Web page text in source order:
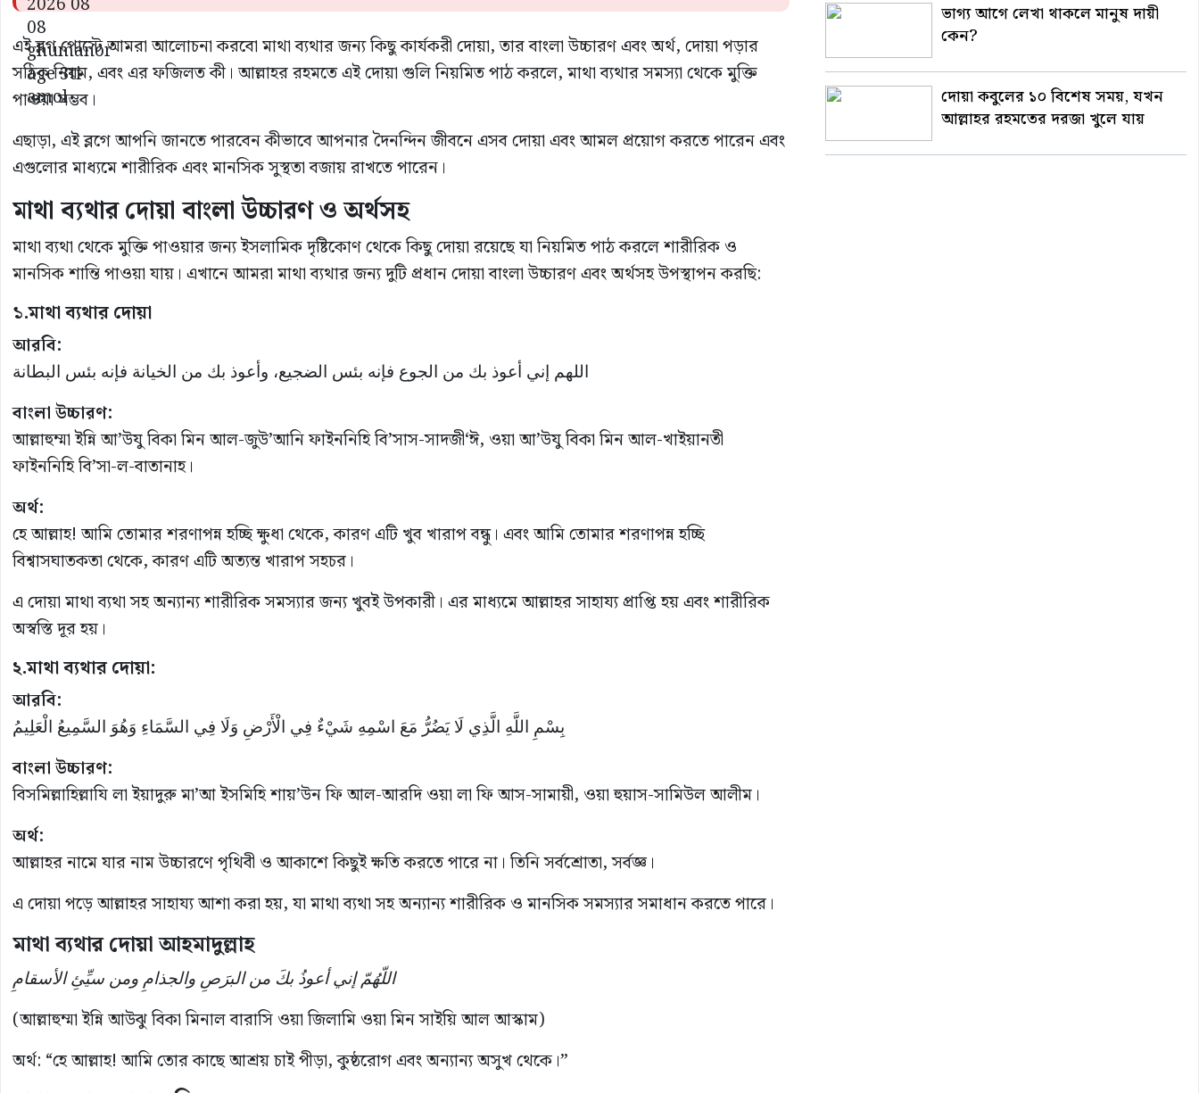
এই ব্লগ পোস্টে আমরা আলোচনা করবো মাথা ব্যথার জন্য কিছু কার্যকরী দোয়া, তার বাংলা উচ্চারণ এবং অর্থ, দোয়া পড়ার
সঠিক নিয়ম, এবং এর ফজিলত কী। আল্লাহর রহমতে এই দোয়া গুলি নিয়মিত পাঠ করলে, মাথা ব্যথার সমস্যা থেকে মুক্তি
পাওয়া সম্ভব।
এছাড়া, এই ব্লগে আপনি জানতে পারবেন কীভাবে আপনার দৈনন্দিন জীবনে এসব দোয়া এবং আমল প্রয়োগ করতে পারেন এবং
এগুলোর মাধ্যমে শারীরিক এবং মানসিক সুস্থতা বজায় রাখতে পারেন।
মাথা ব্যথার দোয়া বাংলা উচ্চারণ ও অর্থসহ
মাথা ব্যথা থেকে মুক্তি পাওয়ার জন্য ইসলামিক দৃষ্টিকোণ থেকে কিছু দোয়া রয়েছে যা নিয়মিত পাঠ করলে শারীরিক ও
মানসিক শান্তি পাওয়া যায়। এখানে আমরা মাথা ব্যথার জন্য দুটি প্রধান দোয়া বাংলা উচ্চারণ এবং অর্থসহ উপস্থাপন করছি:
১.মাথা ব্যথার দোয়া
আরবি:
اللهم إني أعوذ بك من الجوع فإنه بئس الضجيع، وأعوذ بك من الخيانة فإنه بئس البطانة
বাংলা উচ্চারণ:
আল্লাহুম্মা ইন্নি আ’উযু বিকা মিন আল-জুউ’আনি ফাইননিহি বি’সাস-সাদজী‘ঈ, ওয়া আ’উযু বিকা মিন আল-খাইয়ানতী
ফাইননিহি বি’সা-ল-বাতানাহ।
অর্থ:
হে আল্লাহ! আমি তোমার শরণাপন্ন হচ্ছি ক্ষুধা থেকে, কারণ এটি খুব খারাপ বন্ধু। এবং আমি তোমার শরণাপন্ন হচ্ছি
বিশ্বাসঘাতকতা থেকে, কারণ এটি অত্যন্ত খারাপ সহচর।
এ দোয়া মাথা ব্যথা সহ অন্যান্য শারীরিক সমস্যার জন্য খুবই উপকারী। এর মাধ্যমে আল্লাহর সাহায্য প্রাপ্তি হয় এবং শারীরিক
অস্বস্তি দূর হয়।
২.মাথা ব্যথার দোয়া:
আরবি:
بِسْمِ اللَّهِ الَّذِي لَا يَضُرُّ مَعَ اسْمِهِ شَيْءٌ فِي الْأَرْضِ وَلَا فِي السَّمَاءِ وَهُوَ السَّمِيعُ الْعَلِيمُ
বাংলা উচ্চারণ:
বিসমিল্লাহিল্লাযি লা ইয়াদুরু মা’আ ইসমিহি শায়’উন ফি আল-আরদি ওয়া লা ফি আস-সামায়ী, ওয়া হুয়াস-সামিউল আলীম।
অর্থ:
আল্লাহর নামে যার নাম উচ্চারণে পৃথিবী ও আকাশে কিছুই ক্ষতি করতে পারে না। তিনি সর্বশ্রোতা, সর্বজ্ঞ।
এ দোয়া পড়ে আল্লাহর সাহায্য আশা করা হয়, যা মাথা ব্যথা সহ অন্যান্য শারীরিক ও মানসিক সমস্যার সমাধান করতে পারে।
মাথা ব্যথার দোয়া আহমাদুল্লাহ
اللّهُمّ إني أعوذُ بكَ من البرَصِ والجذامِ ومن سيِّئِ الأسقامِ
(আল্লাহুম্মা ইন্নি আউঝু বিকা মিনাল বারাসি ওয়া জিলামি ওয়া মিন সাইয়ি আল আস্কাম)
অর্থ: “হে আল্লাহ! আমি তোর কাছে আশ্রয় চাই পীড়া, কুষ্ঠরোগ এবং অন্যান্য অসুখ থেকে।”
ভাগ্য আগে লেখা থাকলে মানুষ দায়ী
কেন?
দোয়া কবুলের ১০ বিশেষ সময়, যখন
আল্লাহর রহমতের দরজা খুলে যায়